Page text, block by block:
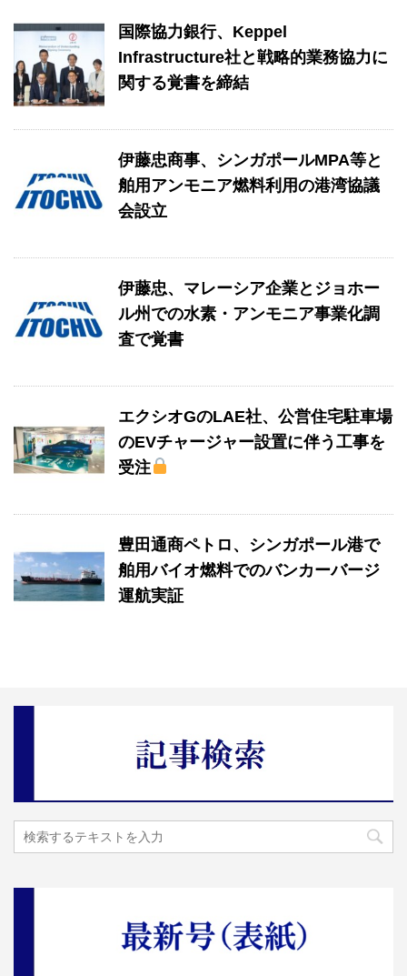
国際協力銀行、Keppel
Infrastructure社と戦略的業務協力に
関する覚書を締結
伊藤忠商事、シンガポールMPA等と
舶用アンモニア燃料利用の港湾協議
会設立
伊藤忠、マレーシア企業とジョホー
ル州での水素・アンモニア事業化調
査で覚書
エクシオGのLAE社、公営住宅駐車場
のEVチャージャー設置に伴う工事を
受注
豊田通商ペトロ、シンガポール港で
舶用バイオ燃料でのバンカーバージ
運航実証